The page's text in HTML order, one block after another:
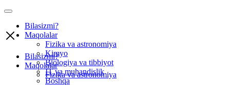
Bilasizmi?
Maqolalar
Fizika va astronomiya
Kimyo
Biologiya va tibbiyot
IT va muhandislik
Boshqa
Bilasizmi?
Maqolalar
Fizika va astronomiya